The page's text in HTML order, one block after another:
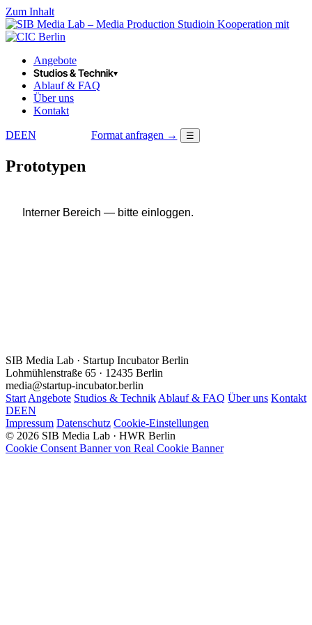
Zum Inhalt
in Kooperation mit
Angebote
Studios & Technik▾
Ablauf & FAQ
Über uns
Kontakt
DEEN Format anfragen → ☰
Prototypen
Interner Bereich — bitte einloggen.
SIB Media Lab · Startup Incubator Berlin
Lohmühlenstraße 65 · 12435 Berlin
media@startup-incubator.berlin
Start Angebote Studios & Technik Ablauf & FAQ Über uns Kontakt
DEEN
Impressum Datenschutz Cookie-Einstellungen
© 2026 SIB Media Lab · HWR Berlin
Cookie Consent Banner von Real Cookie Banner